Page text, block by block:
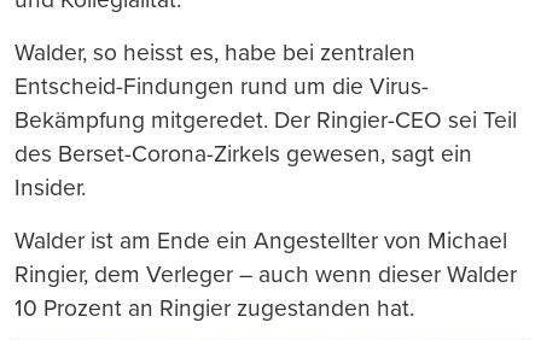
Walder, so heisst es, habe bei zentralen
Entscheid-Findungen rund um die Virus-
Bekämpfung mitgeredet. Der Ringier-CEO sei Teil
des Berset-Corona-Zirkels gewesen, sagt ein
Insider.
Walder ist am Ende ein Angestellter von Michael
Ringier, dem Verleger – auch wenn dieser Walder
10 Prozent an Ringier zugestanden hat.